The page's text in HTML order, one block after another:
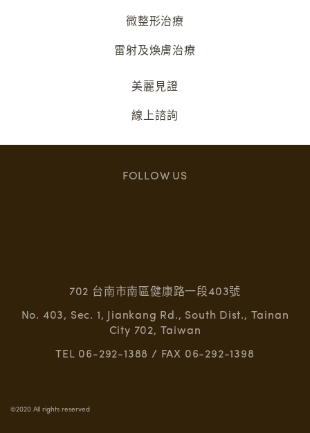
微整形治療
雷射及煥膚治療
美麗見證
線上諮詢
FOLLOW US
702 台南市南區健康路一段403號
No. 403, Sec. 1, Jiankang Rd., South Dist., Tainan
City 702, Taiwan
TEL 06-292-1388 / FAX 06-292-1398
©2020 All rights reserved